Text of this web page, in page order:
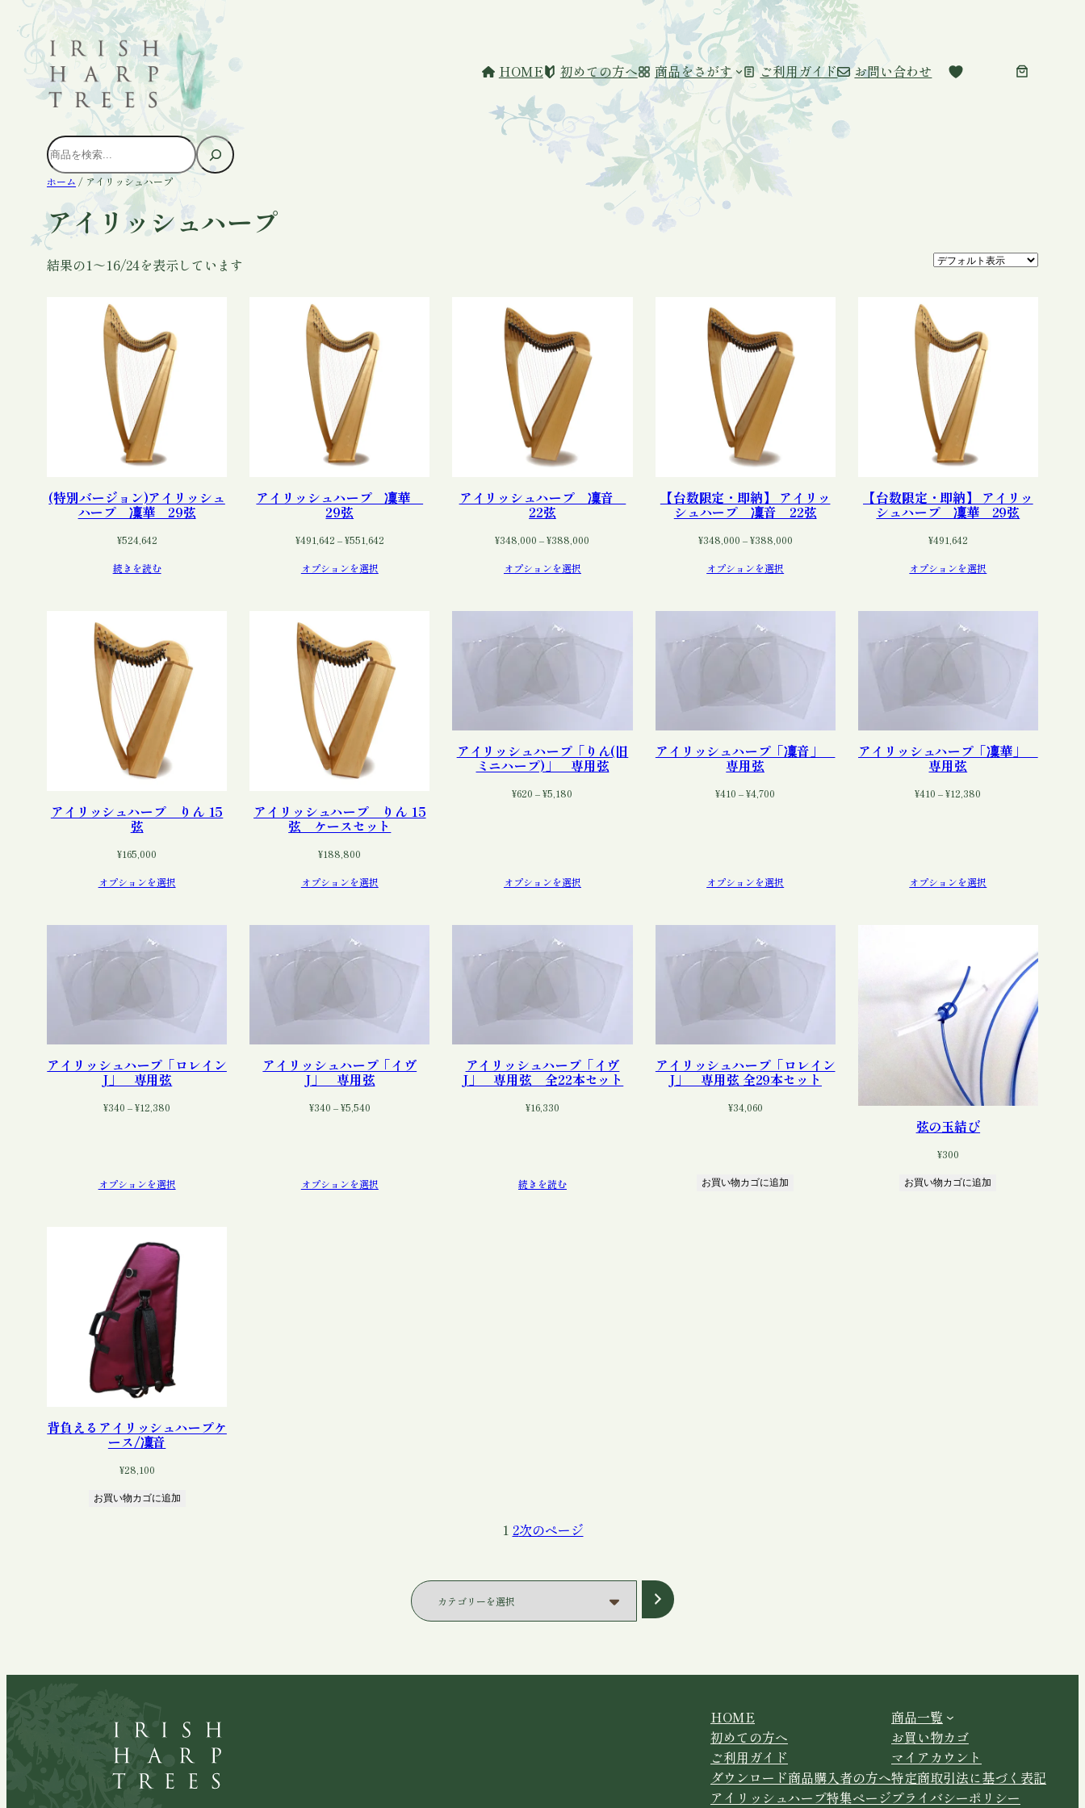
容
HOME 初めての方へ 商品をさがす ご利用ガイド お問い合わせ
検
索
ホーム / アイリッシュハープ
アイリッシュハープ
結果の1～16/24を表示しています
(特別バージョン)アイリッシュ
ハープ 凜華 29弦
¥524,642
続きを読む
アイリッシュハープ 凜華
29弦
¥491,642 –¥551,642価
オプションを選択
アイリッシュハープ 凜音
22弦
¥348,000 –¥388,000
¥388,000
オプションを選択
【台数限定・即納】 アイリッ
シュハープ 凜音 22弦
¥348,000 –¥388,000価
¥388,000
オプションを選択
【台数限定・即納】 アイリッ
シュハープ 凜華 29弦
¥491,642
オプションを選択
アイリッシュハープ りん 15
弦
¥165,000
オプションを選択
アイリッシュハープ りん 15
弦 ケースセット
¥188,800
オプションを選択
アイリッシュハープ「りん(旧
ミニハープ)」 専用弦
¥620 –¥5,180
オプションを選択
アイリッシュハープ「凜音」
専用弦
¥410 –¥4,700
オプションを選択
アイリッシュハープ「凜華」
専用弦
¥410 –¥12,380
オプションを選択
アイリッシュハープ「ロレイン
J」 専用弦
¥340 –¥12,380
¥12,380
オプションを選択
アイリッシュハープ「イヴ
J」 専用弦
¥340 –¥5,540価
¥5,540
オプションを選択
アイリッシュハープ「イヴ
J」 専用弦 全22本セット
¥16,330
続きを読む
アイリッシュハープ「ロレイン
J」 専用弦 全29本セット
¥34,060
お買い物カゴに追加
弦の玉結び
¥300
お買い物カゴに追加
背負えるアイリッシュハープケ
ース/凜音
¥28,100
お買い物カゴに追加
1 2次のページ
カ
テ
ー
HOME
初めての方へ
ご利用ガイド
ダウンロード商品購入者の方へ
アイリッシュハープ特集ページ
商品一覧
お買い物カゴ
マイアカウント
特定商取引法に基づく表記
プライバシーポリシー